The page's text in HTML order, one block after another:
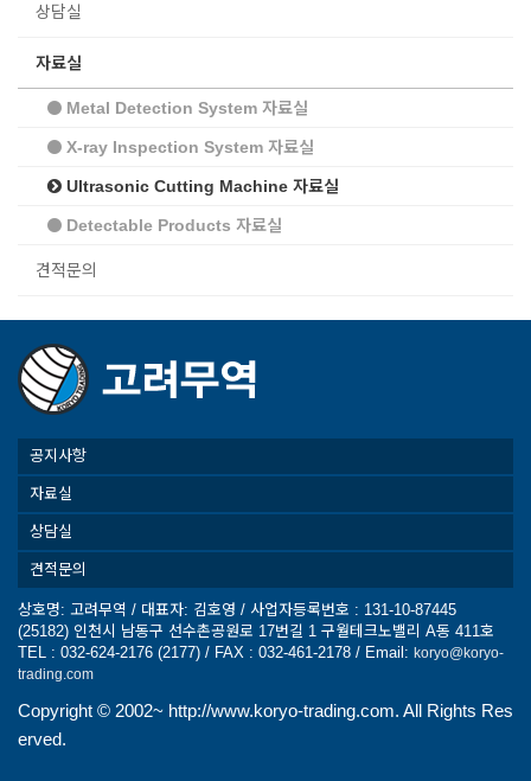
상담실
자료실
Metal Detection System 자료실
X-ray Inspection System 자료실
Ultrasonic Cutting Machine 자료실
Detectable Products 자료실
견적문의
공지사항
자료실
상담실
견적문의
상호명: 고려무역 / 대표자: 김호영 / 사업자등록번호 : 131-10-87445
(25182) 인천시 남동구 선수촌공원로 17번길 1 구월테크노밸리 A동 411호
TEL : 032-624-2176 (2177) / FAX : 032-461-2178 / Email: koryo@koryo-
trading.com
Copyright © 2002~ http://www.koryo-trading.com. All Rights Res
erved.